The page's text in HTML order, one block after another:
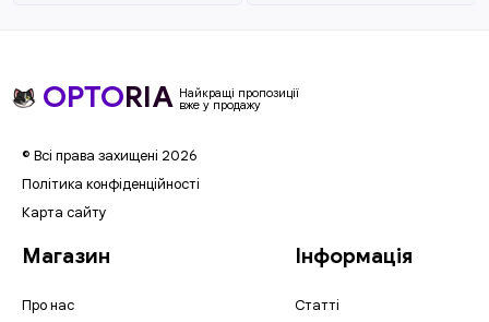
OPTORIA Найкращі пропозиції
вже у продажу
© Всі права захищені 2026
Політика конфіденційності
Карта сайту
Магазин
Про нас
Інформація
Статті